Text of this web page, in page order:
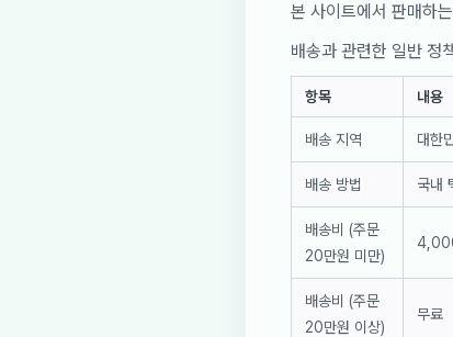
본 사이트에서 판매하
배송과 관련한 일반 정
항목 내용
배송 지역 대한
배송 방법 국내
배송비 (주문
20만원 미만)
배송비 (주문
20만원 이상)
무료